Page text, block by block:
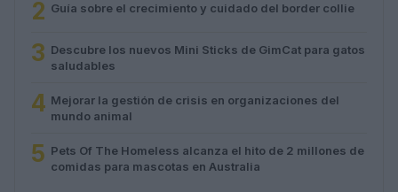
2 Guía sobre el crecimiento y cuidado del border collie
3 Descubre los nuevos Mini Sticks de GimCat para gatos
saludables
4 Mejorar la gestión de crisis en organizaciones del
mundo animal
5 Pets Of The Homeless alcanza el hito de 2 millones de
comidas para mascotas en Australia